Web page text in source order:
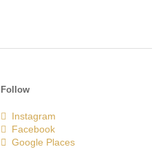
Follow
Instagram
Facebook
Google Places